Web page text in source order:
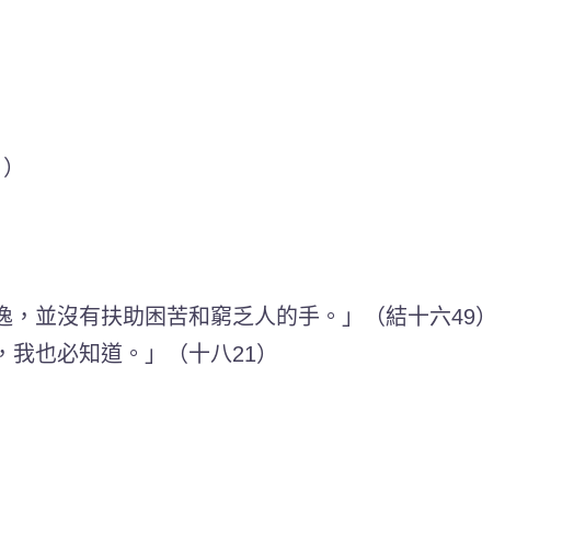
並沒有扶助困苦和窮乏人的手。」（結十六49）
也必知道。」（十八21）